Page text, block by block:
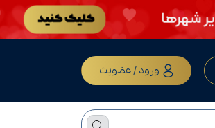
ورود / عضویت